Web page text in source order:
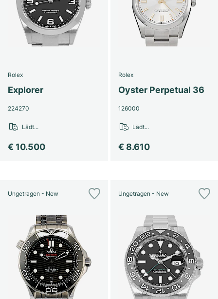
Rolex
Explorer
224270
€ 10.500
Lädt...
Rolex
Oyster Perpetual 36
126000
€ 8.610
Lädt...
Ungetragen - New Ungetragen - New